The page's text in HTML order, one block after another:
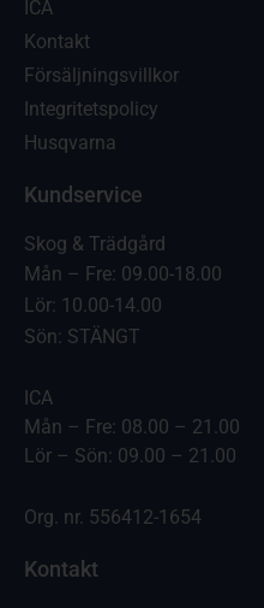
ICA
Kontakt
Försäljningsvillkor
Integritetspolicy
Husqvarna
Kundservice
Skog & Trädgård
Mån – Fre: 09.00-18.00
Lör: 10.00-14.00
Sön: STÄNGT
ICA
Mån – Fre: 08.00 – 21.00
Lör – Sön: 09.00 – 21.00
Org. nr. 556412-1654
Kontakt